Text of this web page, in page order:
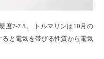
度7-7.5。 トルマリンは10月の
と電気を帯びる性質から電気